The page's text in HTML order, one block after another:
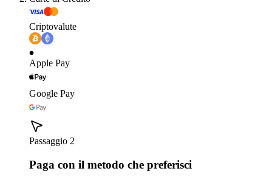
Criptovalute
Apple Pay
Google Pay
Passaggio 2
Paga con il metodo che preferisci